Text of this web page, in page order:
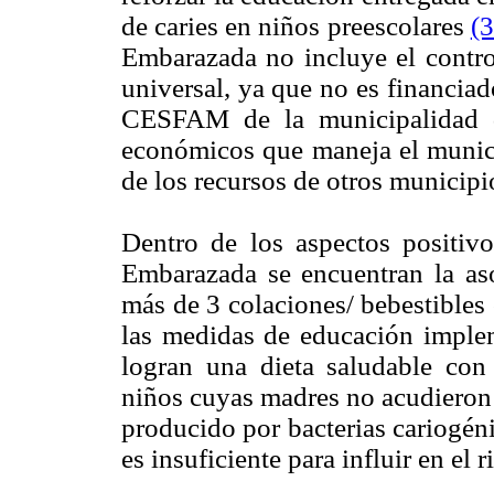
de caries en niños preescolares
Embarazada no incluye el
universal, ya que no es
CESFAM de la municipalidad
económicos que maneja el
de los recursos de otros
Dentro de los aspectos
Embarazada se encuentran la
más de 3 colaciones/
las medidas de educación
logran una dieta saludable
niños cuyas madres no
producido por bacterias
es insuficiente para influir en el